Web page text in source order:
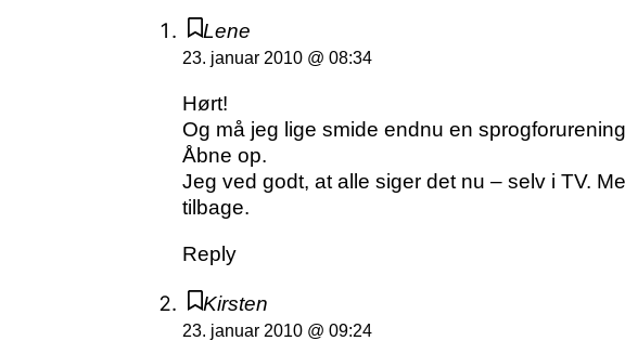
Lene
23. januar 2010 @ 08:34
Hørt!
Og må jeg lige smide endnu en
Åbne op.
Jeg ved godt, at alle siger det nu – selv i TV.
tilbage.
Reply
Kirsten
23. januar 2010 @ 09:24